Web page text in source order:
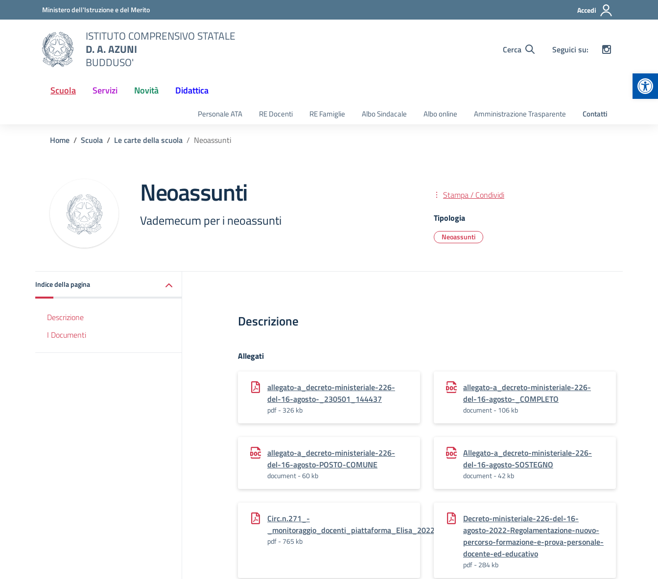
Vai ai contenuti
Vai al menu di navigazioneMinistero dell'Istruzione e del Merito Accedi
ISTITUTO COMPRENSIVO STATALE
D. A. AZUNI
BUDDUSO'
Cerca Seguici su:
Scuola Servizi Novità Didattica
Personale ATA RE Docenti RE Famiglie Albo Sindacale Albo online Amministrazione Trasparente Contatti
Home Scuola Le carte della scuola Neoassunti
Neoassunti
Vademecum per i neoassunti
Stampa / Condividi
Tipologia
Neoassunti
Indice della pagina
Descrizione
I Documenti
Descrizione
Allegati
allegato-a_decreto-ministeriale-226-
del-16-agosto-_230501_144437
pdf - 326 kb
allegato-a_decreto-ministeriale-226-
del-16-agosto-_COMPLETO
document - 106 kb
allegato-a_decreto-ministeriale-226-
del-16-agosto-POSTO-COMUNE
document - 60 kb
Allegato-a_decreto-ministeriale-226-
del-16-agosto-SOSTEGNO
document - 42 kb
Circ.n.271_-
_monitoraggio_docenti_piattaforma_Elisa_2022.2023
pdf - 765 kb
Decreto-ministeriale-226-del-16-
agosto-2022-Regolamentazione-nuovo-
percorso-formazione-e-prova-personale-
docente-ed-educativo
pdf - 284 kb